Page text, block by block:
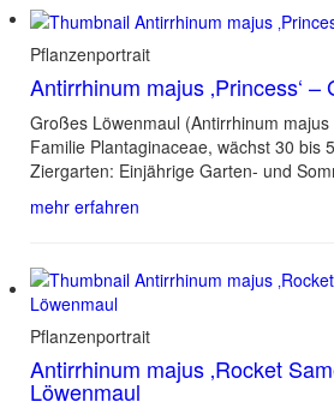
Pflanzenportrait
Antirrhinum majus ‚Princess‘
Großes Löwenmaul (Antirrhinum majus
Familie Plantaginaceae, wächst 30 bis
Ziergarten: Einjährige Garten- und
mehr erfahren
Pflanzenportrait
Antirrhinum majus ‚Rocket
Löwenmaul